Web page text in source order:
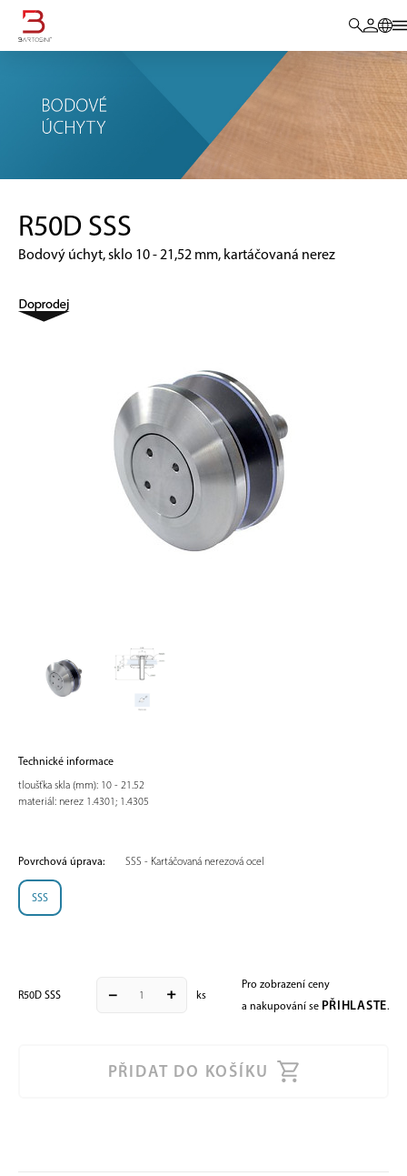
R50D SSS
Bodový úchyt, sklo 10 - 21,52 mm, kartáčovaná nerez
Technické informace
tloušťka skla (mm): 10 - 21.52
materiál: nerez 1.4301; 1.4305
Povrchová úprava: SSS - Kartáčovaná nerezová ocel
SSS
R50D SSS remove add ks
Pro zobrazení ceny
a nakupování se PŘIHLASTE.
PŘIDAT DO KOŠÍKU